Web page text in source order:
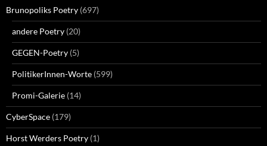
Brunopoliks Poetry (697)
andere Poetry (20)
GEGEN-Poetry (5)
PolitikerInnen-Worte (599)
Promi-Galerie (14)
CyberSpace (179)
Horst Werders Poetry (1)